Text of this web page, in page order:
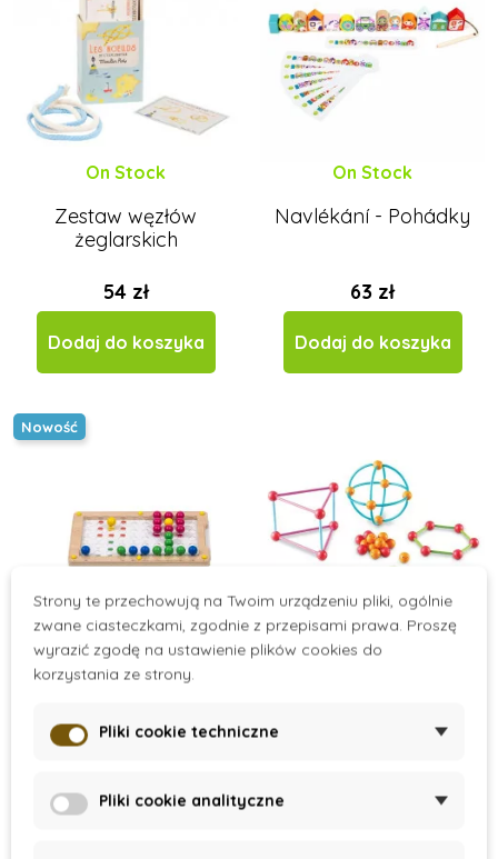
Zabawki motoryczne od 2 lat
Zabawki motoryczne od 3 lat
On Stock
Zestaw węzłów
żeglarskich
54 zł
Dodaj do koszyka
On Stock
Navlékání - Pohádky
63 zł
Dodaj do koszyka
Nowość
On Stock
Toys for life -
Kolíčková mozaika
162 zł
Geometrické tvary
Strony te przechowują na Twoim urządzeniu pliki, ogólnie
zwane ciasteczkami, zgodnie z przepisami prawa. Proszę
wyrazić zgodę na ustawienie plików cookies do
korzystania ze strony.
Pliki cookie techniczne
Pliki cookie analityczne